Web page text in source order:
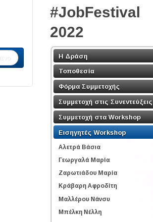
#JobFestival
2022
Η Δράση
Τοποθεσία
Φόρμα Συμμετοχής
Συμμετοχή στις Συνεντεύξεις
Συμμετοχή στα Workshop
Εισηγητές Workshop
Αλετρά Βάσια
Γεωργαλά Μαρία
Ζαρωτιάδου Μαρία
Κράβαρη Αφροδίτη
Μαλλέρου Νάνσυ
Μπέλκη Νέλλη